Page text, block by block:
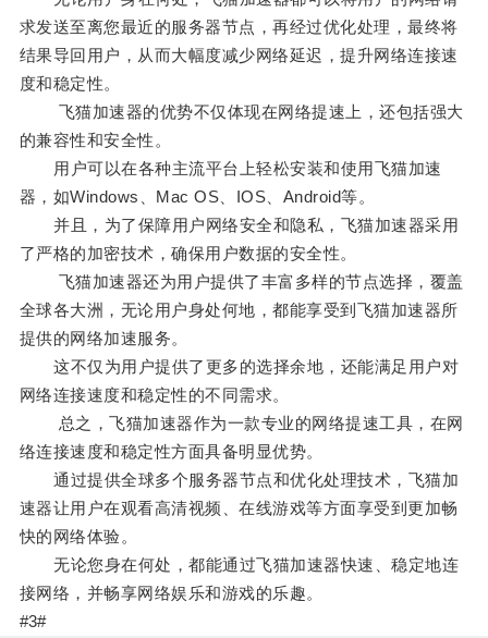
求发送至离您最近的服务器节点，再经过优化处理，最终将
结果导回用户，从而大幅度减少网络延迟，提升网络连接速
度和稳定性。
飞猫加速器的优势不仅体现在网络提速上，还包括强大
的兼容性和安全性。
用户可以在各种主流平台上轻松安装和使用飞猫加速
器，如Windows、Mac OS、IOS、Android等。
并且，为了保障用户网络安全和隐私，飞猫加速器采用
了严格的加密技术，确保用户数据的安全性。
飞猫加速器还为用户提供了丰富多样的节点选择，覆盖
全球各大洲，无论用户身处何地，都能享受到飞猫加速器所
提供的网络加速服务。
这不仅为用户提供了更多的选择余地，还能满足用户对
网络连接速度和稳定性的不同需求。
总之，飞猫加速器作为一款专业的网络提速工具，在网
络连接速度和稳定性方面具备明显优势。
通过提供全球多个服务器节点和优化处理技术，飞猫加
速器让用户在观看高清视频、在线游戏等方面享受到更加畅
快的网络体验。
无论您身在何处，都能通过飞猫加速器快速、稳定地连
接网络，并畅享网络娱乐和游戏的乐趣。
#3#